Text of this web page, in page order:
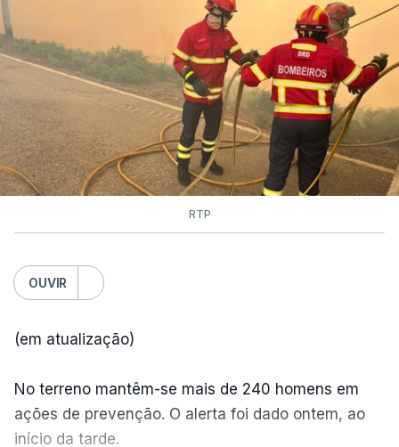
RTP
OUVIR
(em atualização)
No terreno mantêm-se mais de 240 homens em
ações de prevenção. O alerta foi dado ontem, ao
início da tarde.